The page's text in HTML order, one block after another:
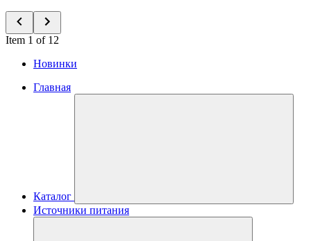
Item 1 of 12
Новинки
Главная
Каталог
Источники питания